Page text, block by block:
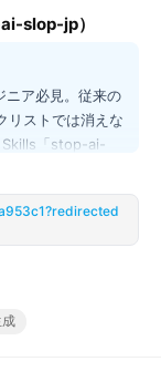
slop-jp）
ニア必見。従来の
リストでは消えな
Skills「stop-ai-
号修正に留ま
一般論化、過剰な
ます。これを校
文章の品質向上